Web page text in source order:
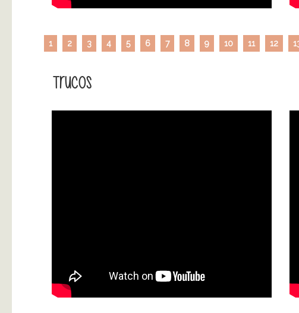
1 2 3 4 5 6 7 8 9 10 11 12
Trucos